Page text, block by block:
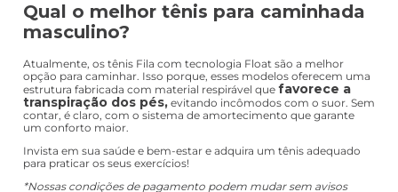
Qual o melhor tênis para caminhada
masculino?
Atualmente, os tênis Fila com tecnologia Float são a melhor
opção para caminhar. Isso porque, esses modelos oferecem uma
estrutura fabricada com material respirável que favorece a
transpiração dos pés, evitando incômodos com o suor. Sem
contar, é claro, com o sistema de amortecimento que garante
um conforto maior.
Invista em sua saúde e bem-estar e adquira um tênis adequado
para praticar os seus exercícios!
*Nossas condições de pagamento podem mudar sem avisos